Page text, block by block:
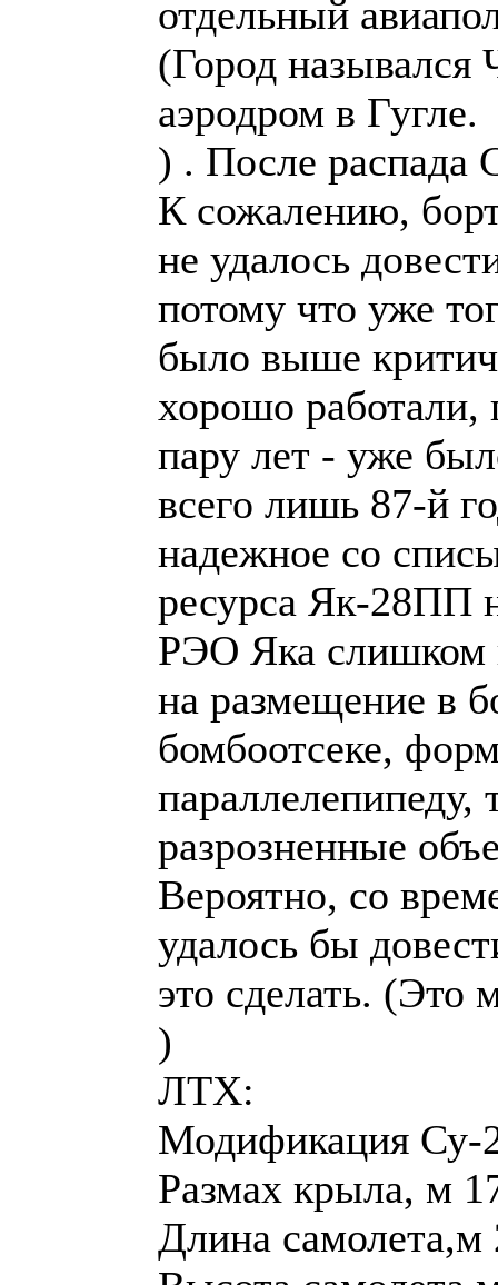
отдельный
(Город назывался
аэродром в Гугле.
) . После распада
К сожалению,
не удалось
потому что уже
было выше
хорошо работали,
пару лет - уже
всего лишь 87-й
надежное со
ресурса Як-28ПП
РЭО Яка слишком
на размещение в
бомбоотсеке,
параллелепипеду,
разрозненные
Вероятно, со
удалось бы
это сделать. (Это
)
ЛТХ:
Модификация
Размах крыла, м
Длина самолета,м